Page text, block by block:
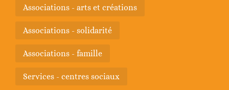
associations - arts et créations
associations - solidarité
associations - famille
services - centres sociaux